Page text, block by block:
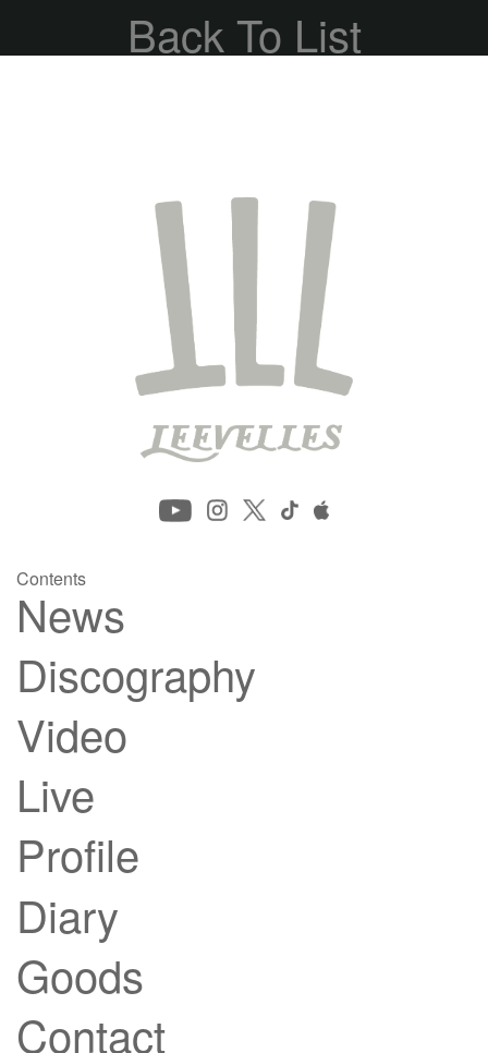
Back To List
Contents
News
Discography
Video
Live
Profile
Diary
Goods
Contact